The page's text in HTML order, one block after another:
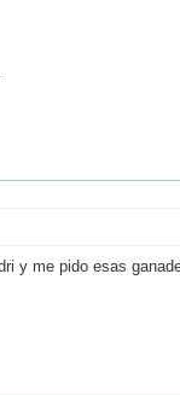
y me pido esas